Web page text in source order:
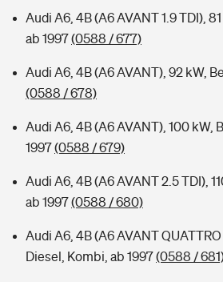
Audi A6, 4B (A6 AVANT 1.9 TDI),
ab 1997(0588 / 677)
Audi A6, 4B (A6 AVANT), 92 kW,
(0588 / 678)
Audi A6, 4B (A6 AVANT), 100 kW,
1997(0588 / 679)
Audi A6, 4B (A6 AVANT 2.5 TDI),
ab 1997(0588 / 680)
Audi A6, 4B (A6 AVANT QUATTRO
Diesel, Kombi, ab 1997(0588 /